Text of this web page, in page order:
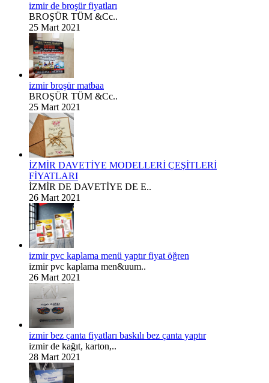
izmir de broşür fiyatları
BROŞÜR TÜM &Cc..
25 Mart 2021
izmir broşür matbaa
BROŞÜR TÜM &Cc..
25 Mart 2021
İZMİR DAVETİYE MODELLERİ ÇEŞİTLERİ
FİYATLARI
İZMİR DE DAVETİYE DE E..
26 Mart 2021
izmir pvc kaplama menü yaptır fiyat öğren
izmir pvc kaplama men&uum..
26 Mart 2021
izmir bez çanta fiyatları baskılı bez çanta yaptır
izmir de kağıt, karton,..
28 Mart 2021